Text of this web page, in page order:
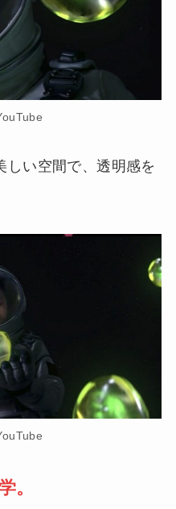
しい空間で、透明感を
。